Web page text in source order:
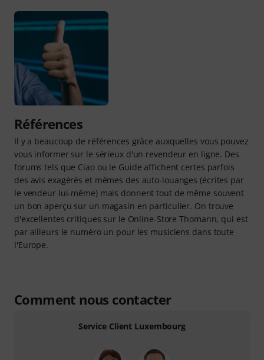
Références
Il y a beaucoup de références grâce auxquelles vous pouvez
vous informer sur le sérieux d'un revendeur en ligne. Des
forums tels que Ciao ou le Guide affichent certes parfois
des avis exagérés et mêmes des auto-louanges (écrites par
le vendeur lui-même) mais donnent tout de même souvent
un bon aperçu sur un magasin en particulier. On trouve
d'excellentes critiques sur le Online-Store Thomann, qui est
par ailleurs le numéro un pour les musiciens dans toute
l'Europe.
Comment nous contacter
Service Client Luxembourg